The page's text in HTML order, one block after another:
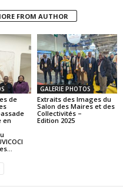
FROM AUTHOR
de
en
GALERIE PHOTOS
Extraits des Images du
Salon des Maires et des
Collectivités –
Edition 2025